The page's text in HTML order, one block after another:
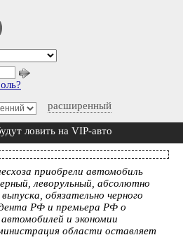
расширенный
ловить на VIP-авто
приобрели автомобиль
леворульный, абсолютно
обязательно черного
РФ и премьера РФ о
и экономии
области оставляет